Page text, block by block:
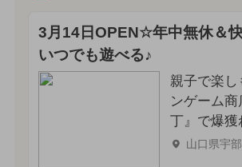
3月14日OPEN☆年中無休＆
いつでも遊べる♪
親子で楽し
ンゲーム
丁』で爆獲
山口県宇